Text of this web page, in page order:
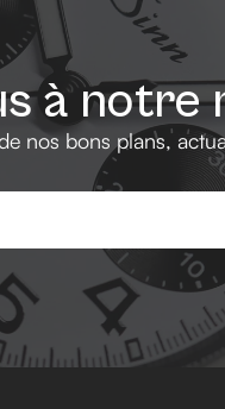
à
nos bons plans,